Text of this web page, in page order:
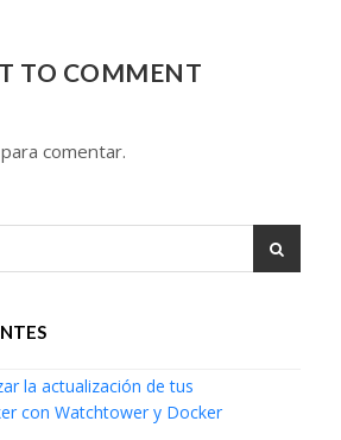
TO COMMENT
comentar.
la actualización de tus
con Watchtower y Docker